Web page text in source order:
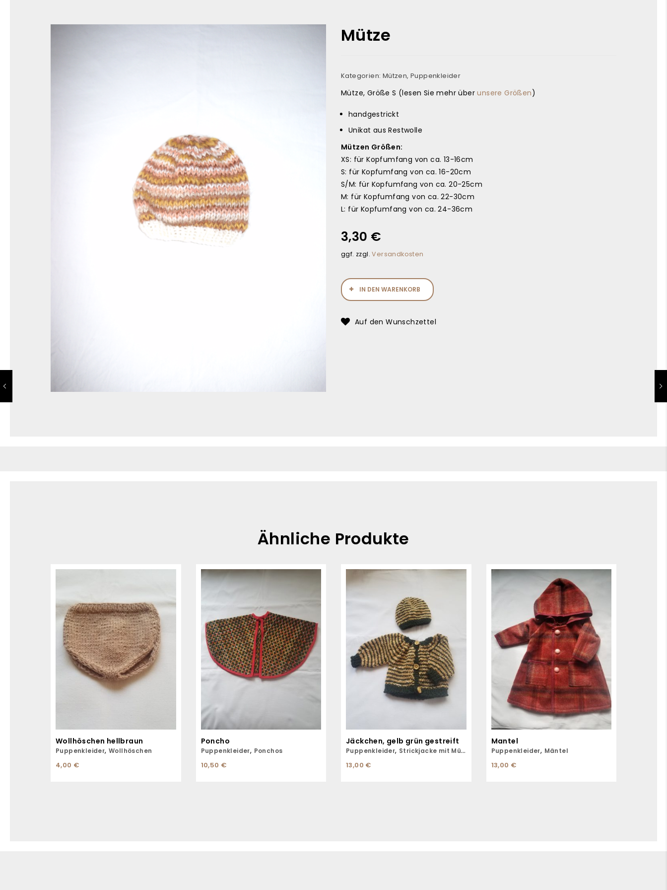
Mütze
Kategorien: Mützen,Puppenkleider
Mütze, Größe S (lesen Sie mehr überunsere Größen)
handgestrickt
Unikat aus Restwolle
Mützen Größen:
XS: für Kopfumfang von ca. 13-16cm
S: für Kopfumfang von ca. 16-20cm
S/M: für Kopfumfang von ca. 20-25cm
M: für Kopfumfang von ca. 22-30cm
L: für Kopfumfang von ca. 24-36cm
3,30 €
ggf. zzgl.Versandkosten
IN DEN WARENKORB
Auf den Wunschzettel
Ähnliche Produkte
Wollhöschen hellbraun
Puppenkleider,Wollhöschen
4,00 €
Poncho
Puppenkleider, Ponchos
10,50 €
Jäckchen, gelb grün gestreift
Puppenkleider, Strickjacke mit Mütze
13,00 €
Mantel
Puppenkleider, Mäntel
13,00 €